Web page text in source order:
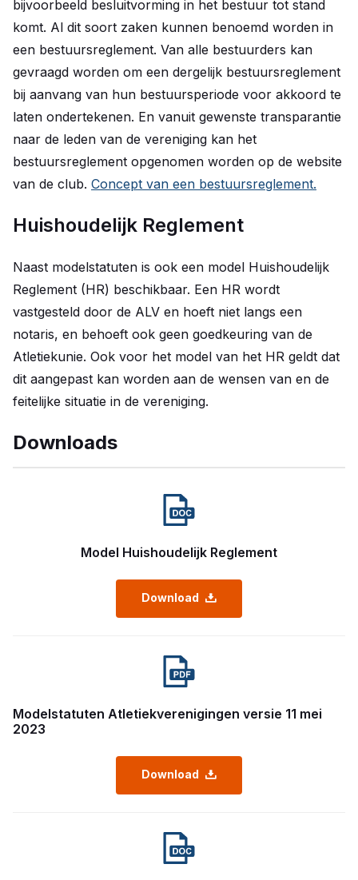
bijvoorbeeld besluitvorming in het bestuur tot stand
komt. Al dit soort zaken kunnen benoemd worden in
een bestuursreglement. Van alle bestuurders kan
gevraagd worden om een dergelijk bestuursreglement
bij aanvang van hun bestuursperiode voor akkoord te
laten ondertekenen. En vanuit gewenste transparantie
naar de leden van de vereniging kan het
bestuursreglement opgenomen worden op de website
van de club. Concept van een bestuursreglement.
Huishoudelijk Reglement
Naast modelstatuten is ook een model Huishoudelijk
Reglement (HR) beschikbaar. Een HR wordt
vastgesteld door de ALV en hoeft niet langs een
notaris, en behoeft ook geen goedkeuring van de
Atletiekunie. Ook voor het model van het HR geldt dat
dit aangepast kan worden aan de wensen van en de
feitelijke situatie in de vereniging.
Downloads
Model Huishoudelijk Reglement
Download
Modelstatuten Atletiekverenigingen versie 11 mei
2023
Download